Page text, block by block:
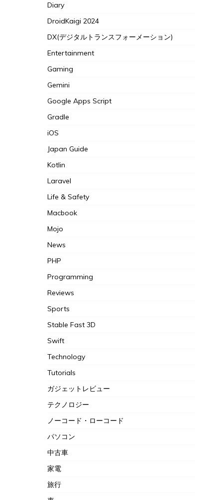
Diary
DroidKaigi 2024
DX(デジタルトランスフォーメーション)
Entertainment
Gaming
Gemini
Google Apps Script
Gradle
iOS
Japan Guide
Kotlin
Laravel
Life & Safety
Macbook
Mojo
News
PHP
Programming
Reviews
Sports
Stable Fast 3D
Swift
Technology
Tutorials
ガジェットレビュー
テクノロジー
ノーコード・ローコード
パソコン
中古車
家電
旅行